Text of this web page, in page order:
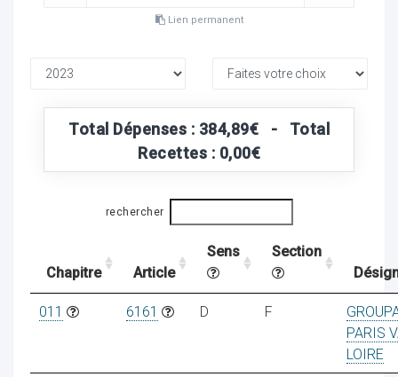
Lien permanent
Total Dépenses : 384,89€ - Total
Recettes : 0,00€
rechercher
Chapitre Article
Sens
Section
011 6161 D F
PARIS
LOIRE